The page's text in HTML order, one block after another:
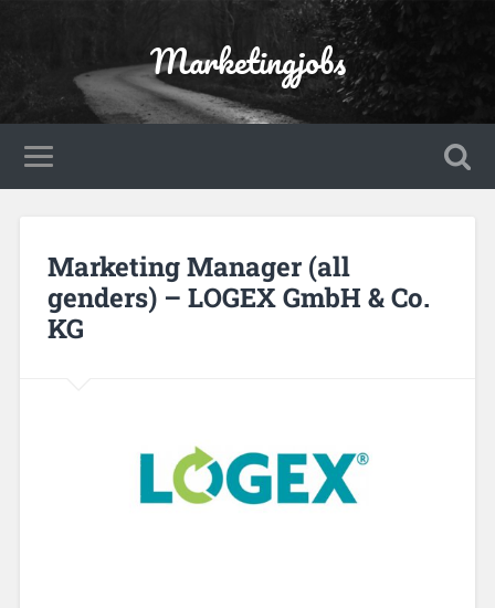
Marketingjobs
Marketing Manager (all
genders) – LOGEX GmbH & Co.
KG